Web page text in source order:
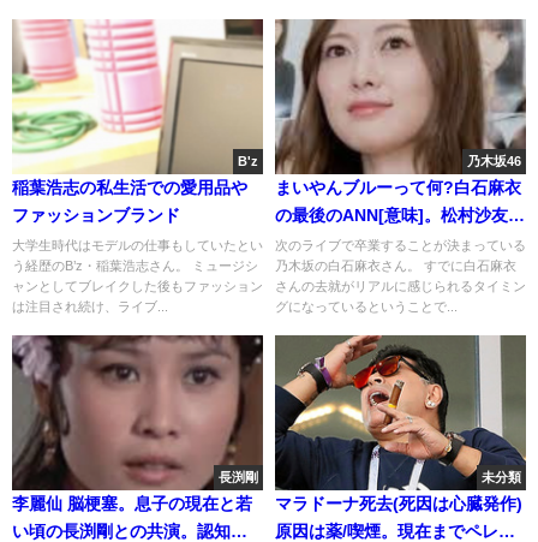
B'z
稲葉浩志の私生活での愛用品や
ファッションブランド
大学生時代はモデルの仕事もしていたとい
う経歴のB’z・稲葉浩志さん。 ミュージシ
ャンとしてブレイクした後もファッション
は注目され続け、ライブ...
乃木坂46
まいやんブルーって何?白石麻衣
の最後のANN[意味]。松村沙友理
の涙
次のライブで卒業することが決まっている
乃木坂の白石麻衣さん。 すでに白石麻衣
さんの去就がリアルに感じられるタイミン
グになっているということで...
長渕剛
李麗仙 脳梗塞。息子の現在と若
い頃の長渕剛との共演。認知
未分類
マラドーナ死去(死因は心臓発作)
原因は薬/喫煙。現在までペレ・